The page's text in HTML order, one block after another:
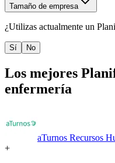
Tamaño de empresa
¿Utilizas actualmente un
Sí No
Los mejores
enfermería
aTurnos Recursos
+